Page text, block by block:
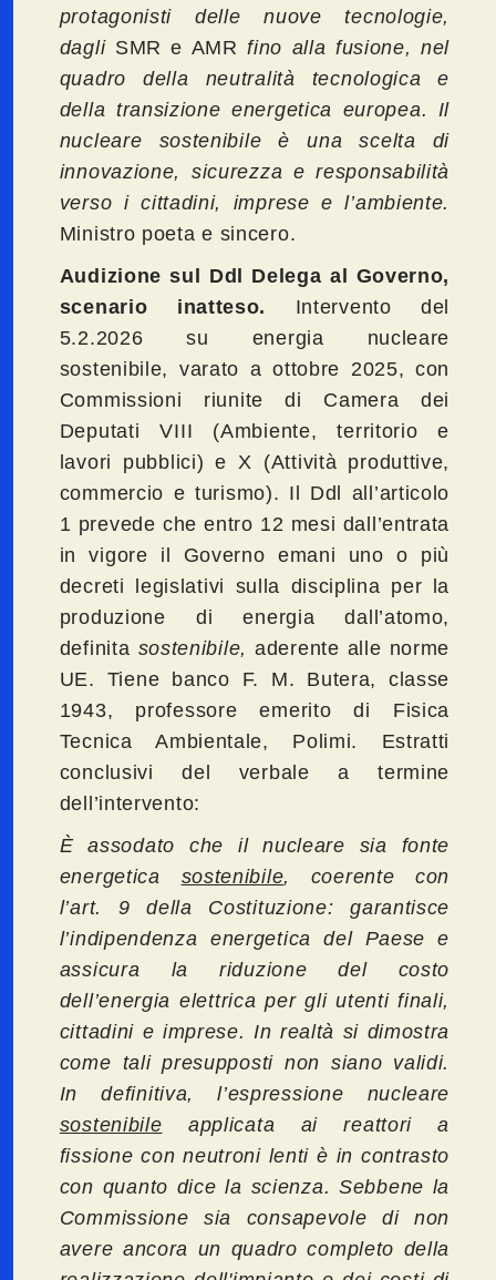
protagonisti delle nuove tecnologie,
dagli SMR e AMR fino alla fusione, nel
quadro della neutralità tecnologica e
della transizione energetica europea. Il
nucleare sostenibile è una scelta di
innovazione, sicurezza e responsabilità
verso i cittadini, imprese e l’ambiente.
Ministro poeta e sincero.
Audizione sul Ddl Delega al Governo,
scenario inatteso. Intervento del
5.2.2026 su energia nucleare
sostenibile, varato a ottobre 2025, con
Commissioni riunite di Camera dei
Deputati VIII (Ambiente, territorio e
lavori pubblici) e X (Attività produttive,
commercio e turismo). Il Ddl all’articolo
1 prevede che entro 12 mesi dall’entrata
in vigore il Governo emani uno o più
decreti legislativi sulla disciplina per la
produzione di energia dall’atomo,
definita sostenibile,aderente alle norme
UE. Tiene banco F. M. Butera, classe
1943, professore emerito di Fisica
Tecnica Ambientale, Polimi. Estratti
conclusivi del verbale a termine
dell’intervento:
È assodato che il nucleare sia fonte
energetica sostenibile, coerente con
l’art. 9 della Costituzione: garantisce
l’indipendenza energetica del Paese e
assicura la riduzione del costo
dell’energia elettrica per gli utenti finali,
cittadini e imprese. In realtà si dimostra
come tali presupposti non siano validi.
In definitiva, l’espressione nucleare
sostenibile applicata ai reattori a
fissione con neutroni lenti è in contrasto
con quanto dice la scienza. Sebbene la
Commissione sia consapevole di non
avere ancora un quadro completo della